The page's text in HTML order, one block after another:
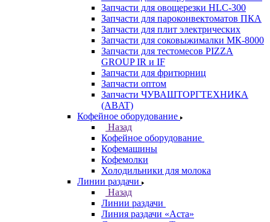
Запчасти для овощерезки HLC-300
Запчасти для пароконвектоматов ПКА
Запчасти для плит электрических
Запчасти для соковыжималки МК-8000
Запчасти для тестомесов PIZZA
GROUP IR и IF
Запчасти для фритюрниц
Запчасти оптом
Запчасти ЧУВАШТОРГТЕХНИКА
(ABAT)
Кофейное оборудование
Назад
Кофейное оборудование
Кофемашины
Кофемолки
Холодильники для молока
Линии раздачи
Назад
Линии раздачи
Линия раздачи «Аста»